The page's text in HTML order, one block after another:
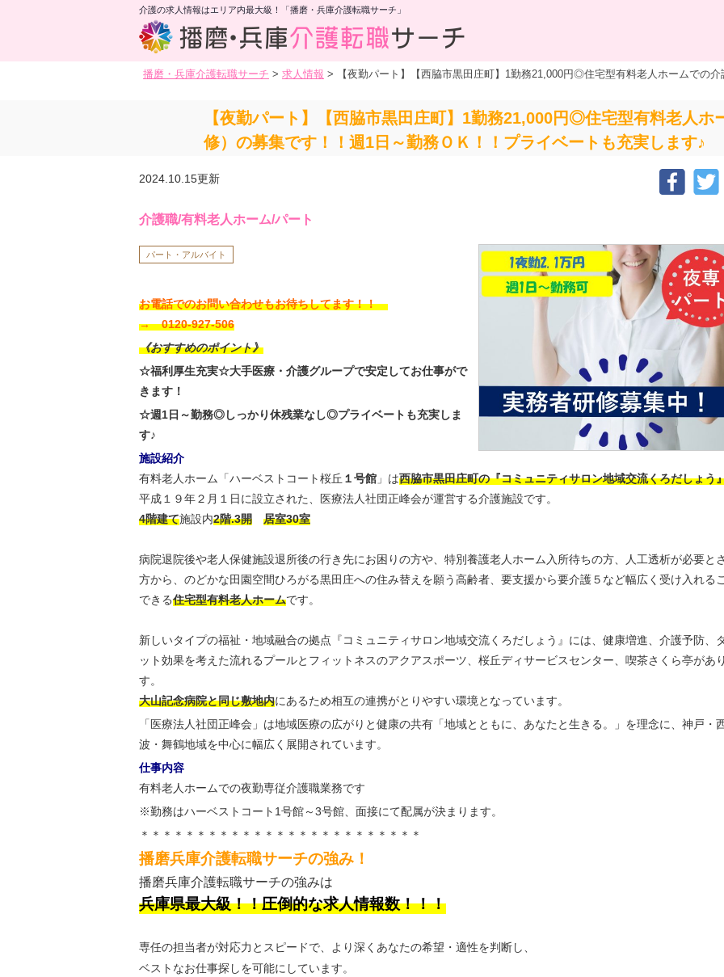
介護の求人情報はエリア内最大級！「播磨・兵庫介護転職サーチ」
播磨・兵庫介護転職サーチ > 求人情報 > 【夜勤パート】【西脇市黒田庄町】1勤務21,000円◎住宅型有料老人ホームでの
【夜勤パート】【西脇市黒田庄町】1勤務21,000円◎住宅型有料老人ホ
修）の募集です！！週1日～勤務ＯＫ！！プライベートも充実します♪
2024.10.15更新
介護職/有料老人ホーム/パート
パート・アルバイト
お電話でのお問い合わせもお待ちしてます！！
→ 0120-927-506
《おすすめのポイント》
☆福利厚生充実☆大手医療・介護グループで安定してお仕事がで
きます！
☆週1日～勤務◎しっかり休残業なし◎プライベートも充実しま
す♪
施設紹介
有料老人ホーム「ハーベストコート桜丘 １号館 」は西脇市黒田庄町の『コミュニティサロン地域交流くろだしょう
平成１９年２月１日に設立された、医療法人社団正峰会が運営する介護施設です。
4階建て施設内2階.3開 居室30室
病院退院後や老人保健施設退所後の行き先にお困りの方や、特別養護老人ホーム入所待ちの方、人工透析が必要と
方から、のどかな田園空間ひろがる黒田庄への住み替えを願う高齢者、要支援から要介護５など幅広く受け入れる
できる住宅型有料老人ホームです。
新しいタイプの福祉・地域融合の拠点『コミュニティサロン地域交流くろだしょう』には、健康増進、介護予防、
ット効果を考えた流れるプールとフィットネスのアクアスポーツ、桜丘ディサービスセンター、喫茶さくら亭があ
す。
大山記念病院と同じ敷地内にあるため相互の連携がとりやすい環境となっています。
「医療法人社団正峰会」は地域医療の広がりと健康の共有「地域とともに、あなたと生きる。」を理念に、神戸・
波・舞鶴地域を中心に幅広く展開されています。
仕事内容
有料老人ホームでの夜勤専従介護職業務です
※勤務はハーベストコート1号館～3号館、面接にて配属が決まります。
＊＊＊＊＊＊＊＊＊＊＊＊＊＊＊＊＊＊＊＊＊＊＊＊＊
播磨兵庫介護転職サーチの強み！
播磨兵庫介護転職サーチの強みは
兵庫県最大級！！圧倒的な求人情報数！！！
専任の担当者が対応力とスピードで、より深くあなたの希望・適性を判断し、
ベストなお仕事探しを可能にしています。